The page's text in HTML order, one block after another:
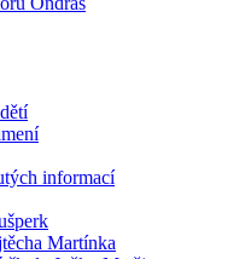
informací
Martínka